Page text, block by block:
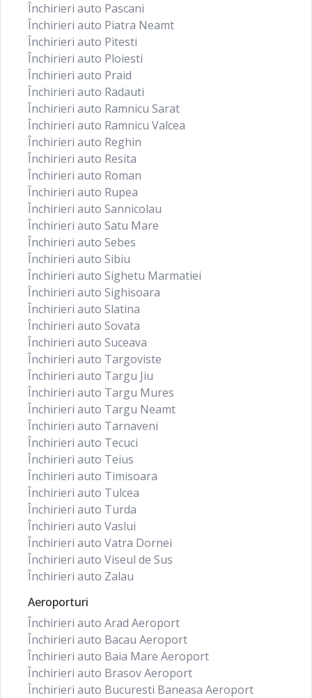
Închirieri auto Pascani
Închirieri auto Piatra Neamt
Închirieri auto Pitesti
Închirieri auto Ploiesti
Închirieri auto Praid
Închirieri auto Radauti
Închirieri auto Ramnicu Sarat
Închirieri auto Ramnicu Valcea
Închirieri auto Reghin
Închirieri auto Resita
Închirieri auto Roman
Închirieri auto Rupea
Închirieri auto Sannicolau
Închirieri auto Satu Mare
Închirieri auto Sebes
Închirieri auto Sibiu
Închirieri auto Sighetu Marmatiei
Închirieri auto Sighisoara
Închirieri auto Slatina
Închirieri auto Sovata
Închirieri auto Suceava
Închirieri auto Targoviste
Închirieri auto Targu Jiu
Închirieri auto Targu Mures
Închirieri auto Targu Neamt
Închirieri auto Tarnaveni
Închirieri auto Tecuci
Închirieri auto Teius
Închirieri auto Timisoara
Închirieri auto Tulcea
Închirieri auto Turda
Închirieri auto Vaslui
Închirieri auto Vatra Dornei
Închirieri auto Viseul de Sus
Închirieri auto Zalau
Aeroporturi
Închirieri auto Arad Aeroport
Închirieri auto Bacau Aeroport
Închirieri auto Baia Mare Aeroport
Închirieri auto Brasov Aeroport
Închirieri auto Bucuresti Baneasa Aeroport